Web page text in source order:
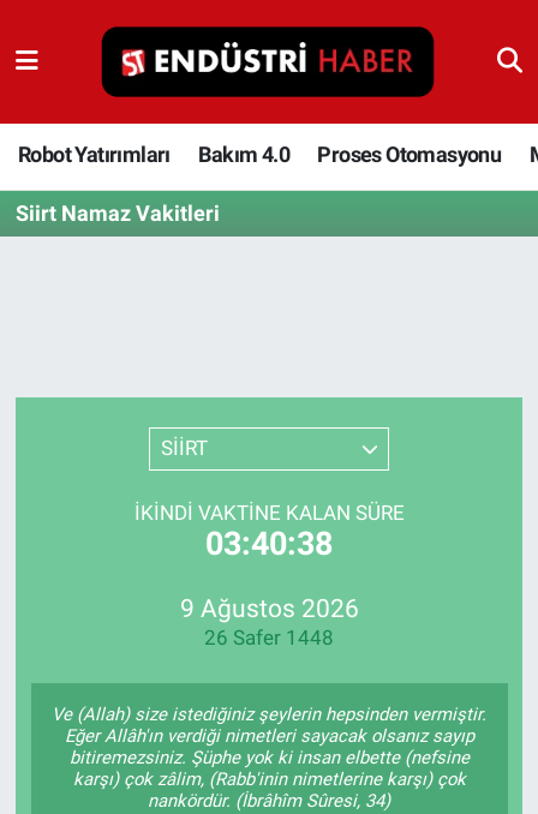
Robot Yatırımları Bakım 4.0 Proses Otomasyonu
Siirt Namaz Vakitleri
SİİRT
İKINDI VAKTINE KALAN SÜRE
03:40:37
9 Ağustos 2026
26 Safer 1448
Ve (Allah) size istediğiniz şeylerin hepsinden vermiştir.
Eğer Allâh'ın verdiği nimetleri sayacak olsanız sayıp
bitiremezsiniz. Şüphe yok ki insan elbette (nefsine
karşı) çok zâlim, (Rabb'inin nimetlerine karşı) çok
nankördür. (İbrâhîm Sûresi, 34)
Robot Yatırımları
Bakım 4.0
Proses Otomasyonu
Depolama Çözümleri
İnşaat ve Malzeme
HaberOrtak
Enerjisini Üreten Fabrikalar
Endüstri 4.0 Uygulamaları
Ağır Sanayi Çözümleri